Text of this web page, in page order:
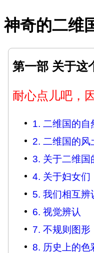
神奇的二维
第一部 关于这
耐心点儿吧，
1. 二维国的自
2. 二维国的风
3. 关于二维国
4. 关于妇女们
5. 我们相互辨
6. 视觉辨认
7. 不规则图形
8. 历史上的色